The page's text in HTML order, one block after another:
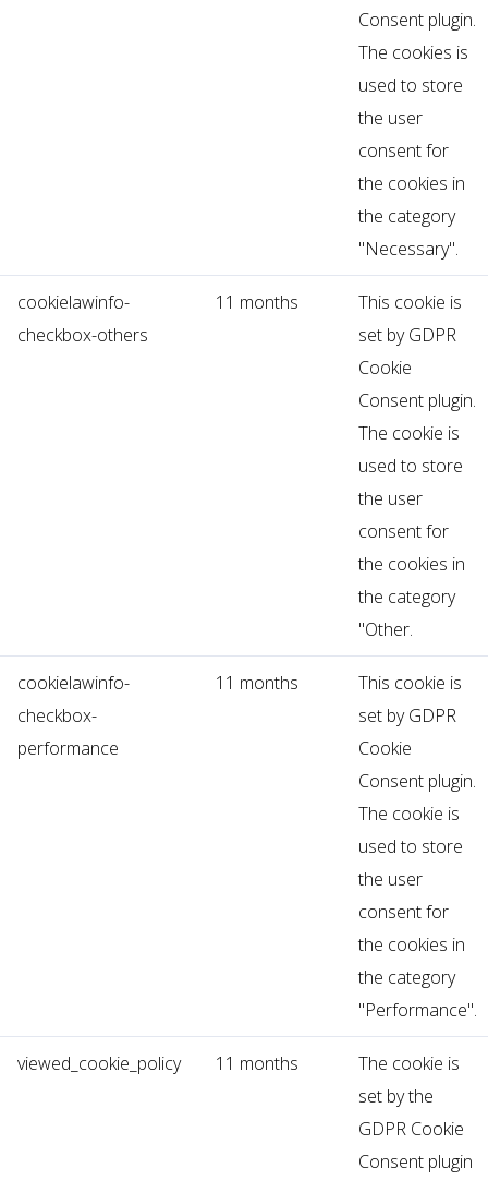
Consent plugin.
The cookies is
used to store
the user
consent for
the cookies in
the category
"Necessary".
cookielawinfo-
checkbox-others
11 months
This cookie is
set by GDPR
Cookie
Consent plugin.
The cookie is
used to store
the user
consent for
the cookies in
the category
"Other.
cookielawinfo-
checkbox-
performance
11 months
This cookie is
set by GDPR
Cookie
Consent plugin.
The cookie is
used to store
the user
consent for
the cookies in
the category
"Performance".
viewed_cookie_policy 11 months
The cookie is
set by the
GDPR Cookie
Consent plugin